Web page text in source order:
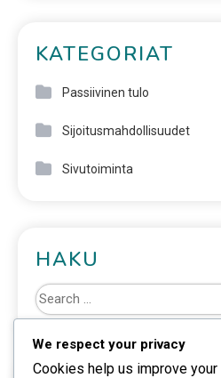
KATEGORIAT
Passiivinen tulo
Sijoitusmahdollisuudet
Sivutoiminta
HAKU
We respect your privacy
Cookies help us improve